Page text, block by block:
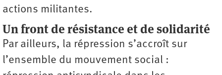
actions militantes.
Un front de résistance et de solidarité
Par ailleurs, la répression s’accroît sur
l’ensemble du mouvement social :